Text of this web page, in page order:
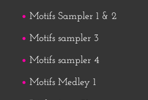
Motifs Sampler 1 & 2
Motifs sampler 3
Motifs sampler 4
Motifs Medley 1